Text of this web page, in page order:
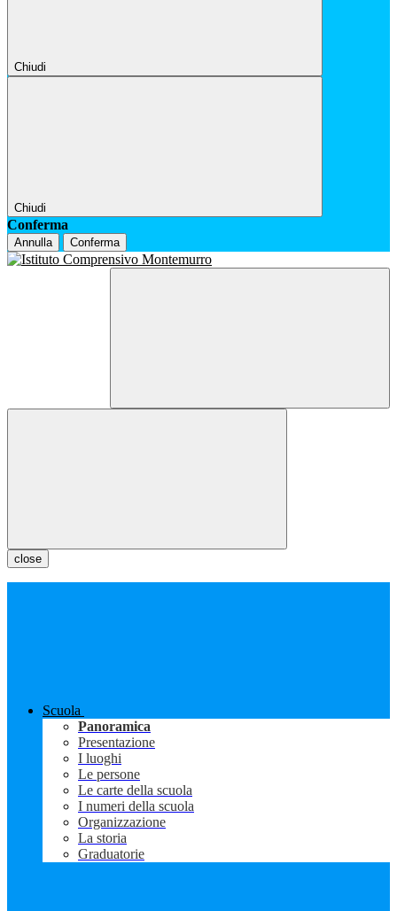
Chiudi
Chiudi
Conferma
Annulla Conferma
close
Scuola
Panoramica
Presentazione
I luoghi
Le persone
Le carte della scuola
I numeri della scuola
Organizzazione
La storia
Graduatorie